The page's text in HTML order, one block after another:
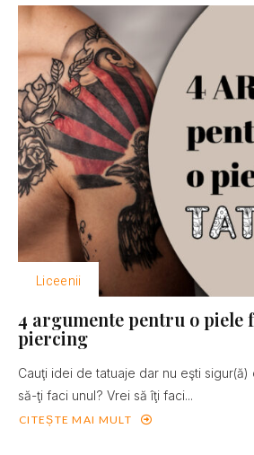
Liceenii
4 argumente pentru o piele
piercing
Cauţi idei de tatuaje dar nu eşti
să-ţi faci unul? Vrei să îţi faci...
CITEȘTE MAI MULT